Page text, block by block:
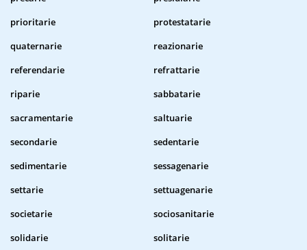
prioritarie
protestatarie
quaternarie
reazionarie
referendarie
refrattarie
riparie
sabbatarie
sacramentarie
saltuarie
secondarie
sedentarie
sedimentarie
sessagenarie
settarie
settuagenarie
societarie
sociosanitarie
solidarie
solitarie